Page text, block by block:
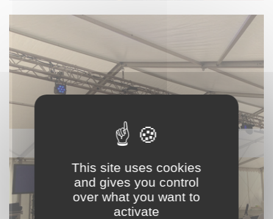
VIDÉO
This site uses cookies
and gives you control
over what you want to
activate